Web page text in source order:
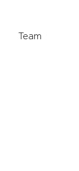
Team